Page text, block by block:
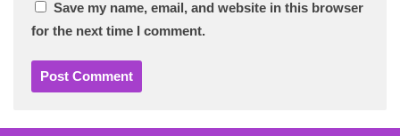
Save my name, email, and website in this browser
for the next time I comment.